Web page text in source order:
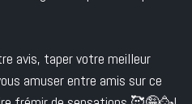
avis, taper votre meilleur
amuser entre amis sur ce